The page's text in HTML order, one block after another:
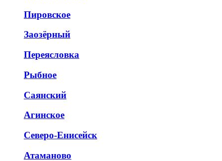
Пировское
Заозёрный
Переясловка
Рыбное
Саянский
Агинское
Северо-Енисейск
Атаманово